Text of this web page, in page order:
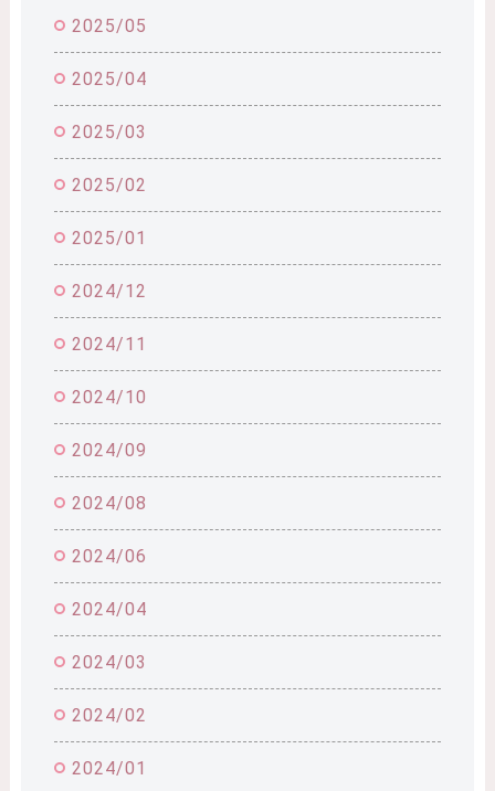
2025/05
2025/04
2025/03
2025/02
2025/01
2024/12
2024/11
2024/10
2024/09
2024/08
2024/06
2024/04
2024/03
2024/02
2024/01